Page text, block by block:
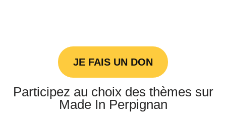
JE FAIS UN DON
Participez au choix des thèmes sur
Made In Perpignan